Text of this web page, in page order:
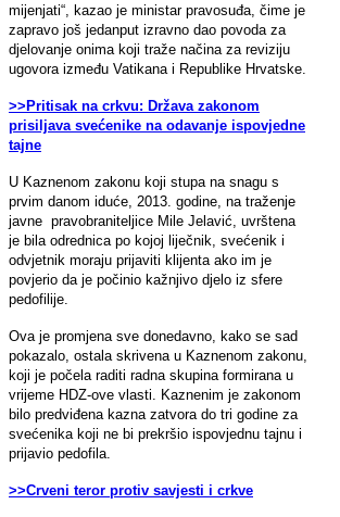
mijenjati“, kazao je ministar pravosuđa, čime je
zapravo još jedanput izravno dao povoda za
djelovanje onima koji traže načina za reviziju
ugovora između Vatikana i Republike Hrvatske.
>>Pritisak na crkvu: Država zakonom
prisiljava svećenike na odavanje ispovjedne
tajne
U Kaznenom zakonu koji stupa na snagu s
prvim danom iduće, 2013. godine, na traženje
javne pravobraniteljice Mile Jelavić, uvrštena
je bila odrednica po kojoj liječnik, svećenik i
odvjetnik moraju prijaviti klijenta ako im je
povjerio da je počinio kažnjivo djelo iz sfere
pedofilije.
Ova je promjena sve donedavno, kako se sad
pokazalo, ostala skrivena u Kaznenom zakonu,
koji je počela raditi radna skupina formirana u
vrijeme HDZ-ove vlasti. Kaznenim je zakonom
bilo predviđena kazna zatvora do tri godine za
svećenika koji ne bi prekršio ispovjednu tajnu i
prijavio pedofila.
>>Crveni teror protiv savjesti i crkve